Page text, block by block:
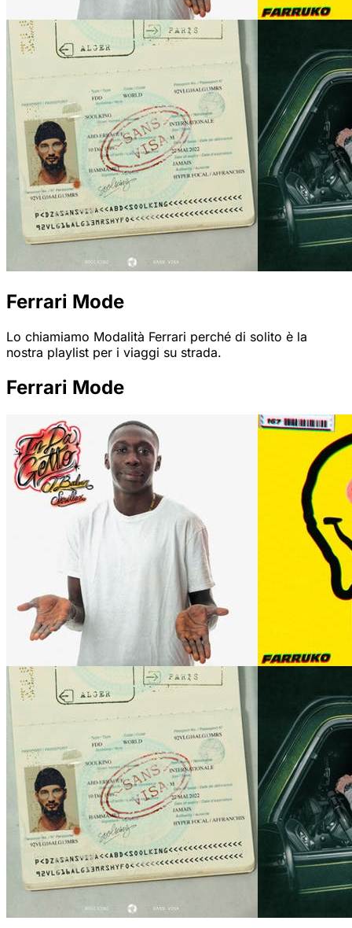
Ferrari Mode
Lo chiamiamo Modalità Ferrari perché di solito è la
nostra playlist per i viaggi su strada.
Ferrari Mode